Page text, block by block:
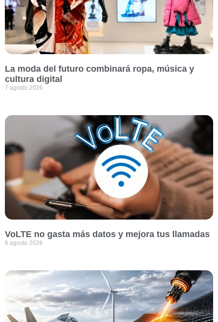
La moda del futuro combinará ropa, música y
cultura digital
7 agosto 2026
VoLTE no gasta más datos y mejora tus llamadas
6 agosto 2026